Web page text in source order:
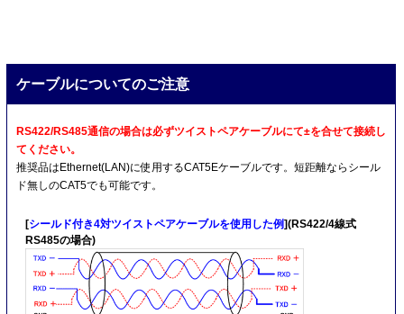
ケーブルについてのご注意
RS422/RS485通信の場合は必ずツイストペアケーブルにて±を合せて接続し
てください。
推奨品はEthernet(LAN)に使用するCAT5Eケーブルです。短距離ならシール
ド無しのCAT5でも可能です。
[シールド付き4対ツイストペアケーブルを使用した例](RS422/4線式
RS485の場合)